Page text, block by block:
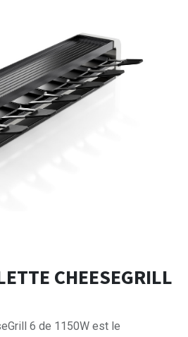
CHEESEGRILL
6 de 1150W est le